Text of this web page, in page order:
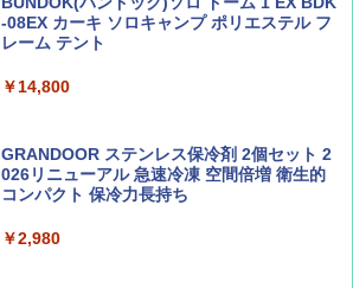
￥1,500
￥1,540
￥2,479
￥2,695
PYKES PEAK (パイクスピーク) 着替えテン
ト プライバシー テント 【中が透けない】 1
ーチ ピクニック ポップアップテント 携帯 簡
￥4,980
テント ワンタッチ RENEW 幅200 2-3人用 43
-08EX カーキ ソロキャンプ ポリエステル フ
レーム テント
￥14,800
GRANDOOR ステンレス保冷剤 2個セット 2
026リニューアル 急速冷凍 空間倍増 衛生的
コンパクト 保冷力長持ち
￥2,980